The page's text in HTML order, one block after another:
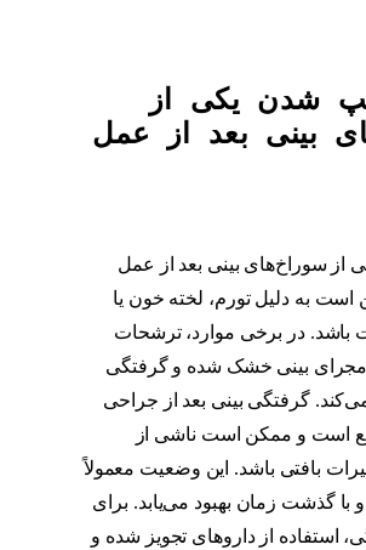
شدن یکی از
بینی بعد از عمل
سوراخ‌های بینی بعد از عمل
به دلیل تورم، لخته خون یا
باشد. در برخی موارد، ترشحات
مجرای بینی خشک شده و گرفتگی
گرفتگی بینی بعد از جراحی
است و ممکن است ناشی از
بافتی باشد. این وضعیت معمولاً
گذشت زمان بهبود می‌یابد. برای
استفاده از داروهای تجویز شده و